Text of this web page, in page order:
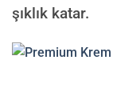
şıklık katar.